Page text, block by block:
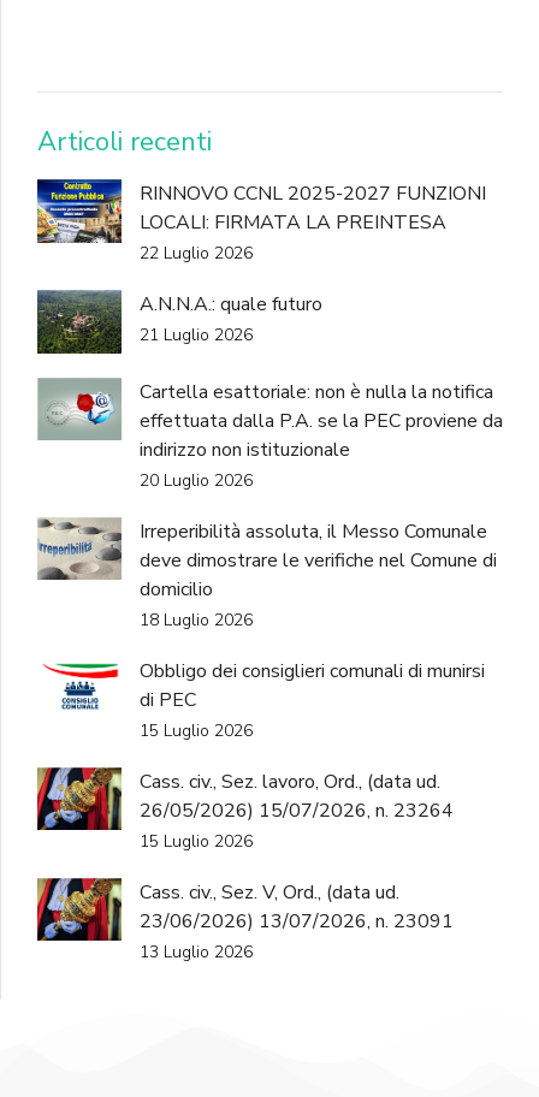
DONA
Articoli recenti
RINNOVO CCNL 2025-2027 FUNZIONI
LOCALI: FIRMATA LA PREINTESA
22 Luglio 2026
A.N.N.A.: quale futuro
21 Luglio 2026
Cartella esattoriale: non è nulla la notifica
effettuata dalla P.A. se la PEC proviene da
indirizzo non istituzionale
20 Luglio 2026
Irreperibilità assoluta, il Messo Comunale
deve dimostrare le verifiche nel Comune di
domicilio
18 Luglio 2026
Obbligo dei consiglieri comunali di munirsi
di PEC
15 Luglio 2026
Cass. civ., Sez. lavoro, Ord., (data ud.
26/05/2026) 15/07/2026, n. 23264
15 Luglio 2026
Cass. civ., Sez. V, Ord., (data ud.
23/06/2026) 13/07/2026, n. 23091
13 Luglio 2026